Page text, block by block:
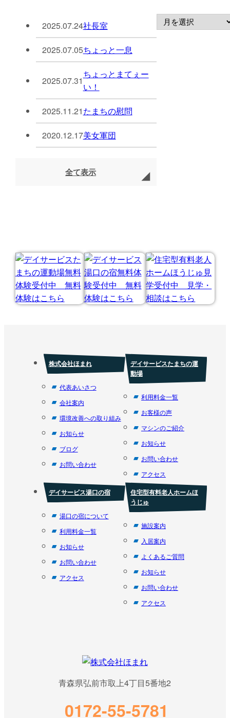
2025.07.24社長室
2025.07.05ちょっと一息
2025.07.31
ちょっとまてぇー
い！
2025.11.21たまちの慰問
2020.12.17美女軍団
全て表示
株式会社ほまれ
代表あいさつ
会社案内
環境改善への取り組み
お知らせ
ブログ
お問い合わせ
デイサービスたまちの運
動場
利用料金一覧
お客様の声
マシンのご紹介
お知らせ
お問い合わせ
アクセス
デイサービス湯口の宿
湯口の宿について
利用料金一覧
お知らせ
お問い合わせ
アクセス
住宅型有料老人ホームほ
うじゅ
施設案内
入居案内
よくあるご質問
お知らせ
お問い合わせ
アクセス
青森県弘前市取上4丁目5番地2
0172-55-5781